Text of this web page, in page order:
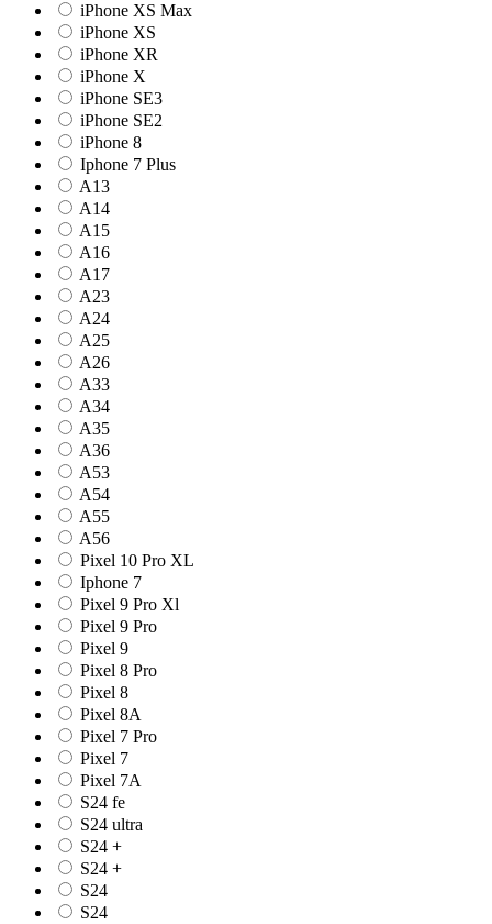
iPhone XS Max
iPhone XS
iPhone XR
iPhone X
iPhone SE3
iPhone SE2
iPhone 8
Iphone 7 Plus
A13
A14
A15
A16
A17
A23
A24
A25
A26
A33
A34
A35
A36
A53
A54
A55
A56
Pixel 10 Pro XL
Iphone 7
Pixel 9 Pro Xl
Pixel 9 Pro
Pixel 9
Pixel 8 Pro
Pixel 8
Pixel 8A
Pixel 7 Pro
Pixel 7
Pixel 7A
S24 fe
S24 ultra
S24 +
S24 +
S24
S24